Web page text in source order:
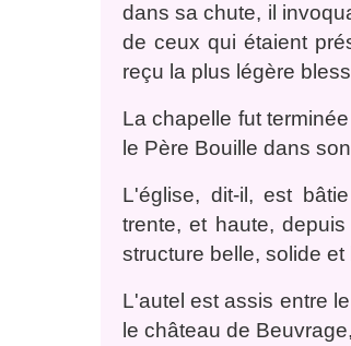
dans sa chute, il
de ceux qui étaient
reçu la plus légère
La chapelle fut
le Père Bouille dans
L'église, dit-il, est
trente, et haute,
structure belle, solide
L'autel est assis entre
le château de